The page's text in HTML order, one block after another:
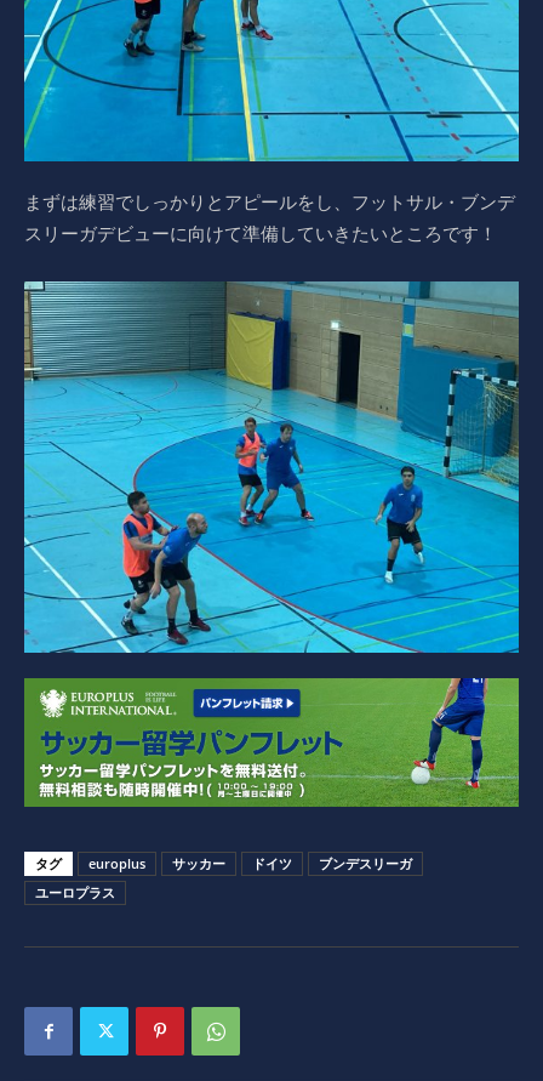
まずは練習でしっかりとアピールをし、フットサル・ブンデ
スリーガデビューに向けて準備していきたいところです！
タグ europlus サッカー ドイツ
ブンデスリーガ
ユーロプラス